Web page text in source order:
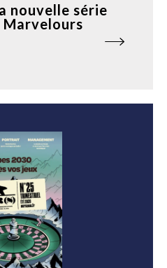
nouvelle série
Marvelours